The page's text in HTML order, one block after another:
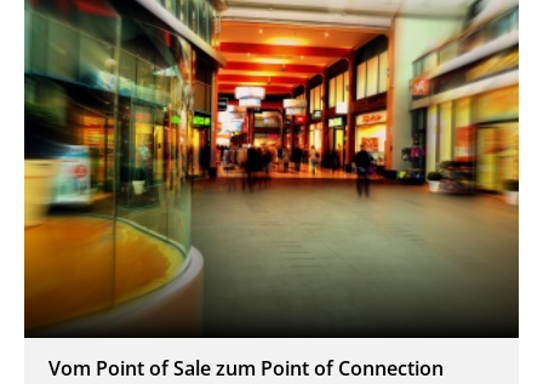
Vom Point of Sale zum Point of Connection